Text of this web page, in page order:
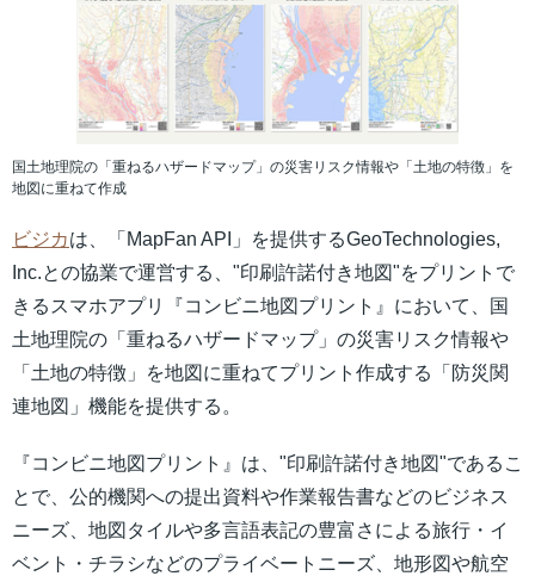
国土地理院の「重ねるハザードマップ」の災害リスク情報や「土地の特徴」を
地図に重ねて作成
ビジカは、「MapFan API」を提供するGeoTechnologies,
Inc.との協業で運営する、"印刷許諾付き地図"をプリントで
きるスマホアプリ『コンビニ地図プリント』において、国
土地理院の「重ねるハザードマップ」の災害リスク情報や
「土地の特徴」を地図に重ねてプリント作成する「防災関
連地図」機能を提供する。
『コンビニ地図プリント』は、"印刷許諾付き地図"であるこ
とで、公的機関への提出資料や作業報告書などのビジネス
ニーズ、地図タイルや多言語表記の豊富さによる旅行・イ
ベント・チラシなどのプライベートニーズ、地形図や航空